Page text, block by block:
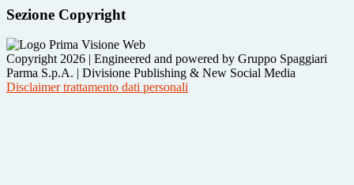
Sezione Copyright
Copyright 2026 | Engineered and powered by Gruppo Spaggiari
Parma S.p.A. | Divisione Publishing & New Social Media
Disclaimer trattamento dati personali